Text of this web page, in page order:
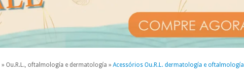
» Ou.R.L., oftalmología e dermatología » Acessórios Ou.R.L. dermatología e oftalmología